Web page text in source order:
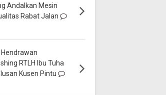
Andalkan Mesin
Rabat Jalan
RTLH Ibu Tuha
Kusen Pintu